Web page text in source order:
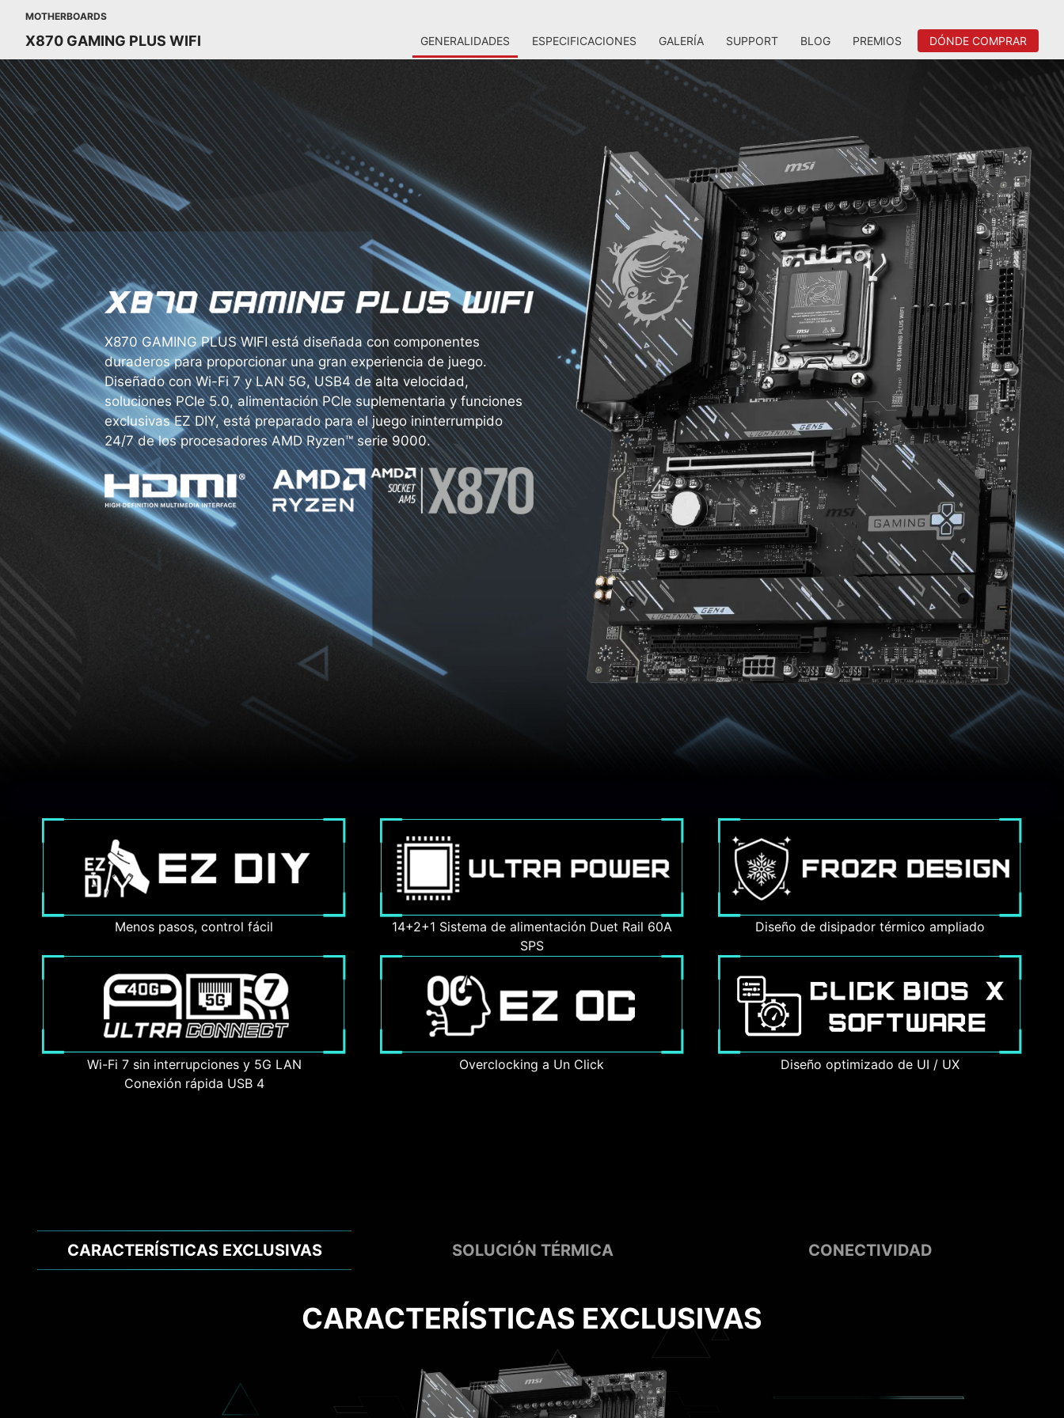
MOTHERBOARDS
X870 GAMING PLUS WIFI GENERALIDADES ESPECIFICACIONES GALERÍA SUPPORT BLOG PREMIOS DÓNDE COMPRAR
X870 GAMING PLUS WIFI está diseñada con componentes
duraderos para proporcionar una gran experiencia de juego.
Diseñado con Wi-Fi 7 y LAN 5G, USB4 de alta velocidad,
soluciones PCIe 5.0, alimentación PCIe suplementaria y funciones
exclusivas EZ DIY, está preparado para el juego ininterrumpido
24/7 de los procesadores AMD Ryzen™ serie 9000.
Menos pasos, control fácil
14+2+1 Sistema de alimentación Duet Rail 60A
SPS
Diseño de disipador térmico ampliado
Wi-Fi 7 sin interrupciones y 5G LAN
Conexión rápida USB 4
Overclocking a Un Click Diseño optimizado de UI / UX
CARACTERÍSTICAS EXCLUSIVAS SOLUCIÓN TÉRMICA CONECTIVIDAD
CARACTERÍSTICAS EXCLUSIVAS